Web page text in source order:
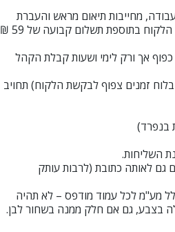
יום העבודה, מחייבות תיאום מראש והעברת
החומרים לחברה בערב הקודם באמצעות אתר החברה, או לחילופין לתאם יום איסוף באתר הלקוח בתוספת תשלום קבועה של 59 ₪
כפוף אך ורק לימי ושעות קבלת הקהל
בלוח זמנים צפוף לבקשת הלקוח) תחויב
השליחות.
גם לאותה כתובת (לרבות עותק
בצבע יחויבו בעלות של 0.50 ₪ (חצי שקל) כולל מע"מ לכל עמוד מודפס – לא תהיה
בצבע, גם אם חלק ממנה בשחור לבן.